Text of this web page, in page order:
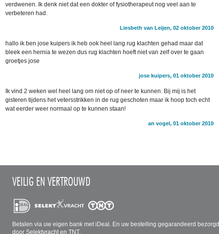
verdwenen. Ik denk niet dat een dokter of fysiotherapeut nog veel aan te
verbeteren had.
Liesbeth van Leijen, 02 oktober 2010
hallo ik ben jose kuipers ik heb ook heel lang rug klachten gehad maar dat
bleek een hernia te wezen dus rug klachten hoeft niet van zelf over te gaan
groetjes jose
jose kuipers, 01 oktober 2010
Ik vind 2 weken wel heel lang om niet op of neer te kunnen. Bij mij is het
gisteren tijdens het vetersstrikken in de rug geschoten maar ik hoop toch echt
wat eerder weer normaal op te kunnen staan!
an vogel, 01 oktober 2010
VEILIG EN VERTROUWD
Betalen via uw eigen bank met iDeal. En uw bestelling gegarandeerd
door Selektvracht en TNT.